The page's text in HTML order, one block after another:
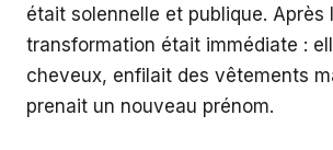
était solennelle et publique. Après
transformation était immédiate :
cheveux, enfilait des vêtements
prenait un nouveau prénom.